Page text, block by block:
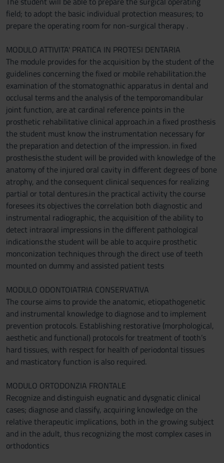
field; to adopt the basic individual protection measures; to
prepare the operating room for non-surgical therapy .
MODULO ATTIVITA' PRATICA IN PROTESI DENTARIA
The module provides for the acquisition by the student of the
guidelines concerning the fixed or mobile rehabilitation.the
examination of the stomatognathic apparatus in dental and
occlusal terms and the analysis of the temporomandibular
joint function, are at cardinal reference points in the
prosthetic rehabilitative clinical approach.in a fixed prosthesis
the student must know the instrumentation necessary for
the preparation and detection of the impression. in fixed
prosthesis.the student will be provided with knowledge of the
anatomy of the injured oral cavity in different degrees of bone
atrophy, and the consequent clinical sequences for realizing
partial or total dentures.in the practical activity the course
foresees its objectives the correlation both diagnostic and
instrumental radiographic, the acquisition of the ability to
detect intraoral impressions in the different pathological
indications.the student will be able to acquire prosthetic
monconization techniques through the direct use of teeth
mounted on dummy and assisted patient tests
MODULO ODONTOIATRIA CONSERVATIVA
The course aims to provide the anatomic, etiopathogenetic
and instrumental knowledge to diagnose and to implement
prevention protocols. Establishing restorative (morphological,
aesthetic and functional) protocols for treatment of tooth’s
hard tissues, with respect for health of periodontal tissues
and masticatory function is also required.
MODULO ORTODONZIA FRONTALE
Recognize and distinguish eugnatic and dysgnatic clinical
cases; diagnose and classify, acquiring knowledge on the
relative therapeutic implications, both in the growing subject
and in the adult, thus recognizing the most complex cases in
orthodontics